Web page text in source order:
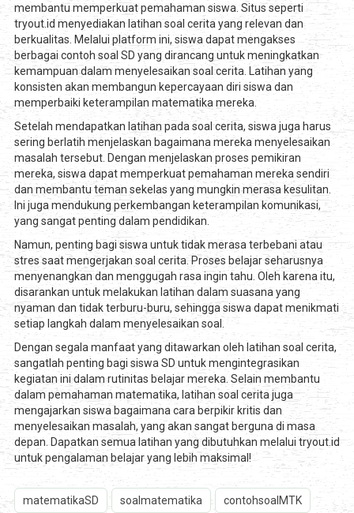
membantu memperkuat pemahaman siswa. Situs seperti
tryout.id menyediakan latihan soal cerita yang relevan dan
berkualitas. Melalui platform ini, siswa dapat mengakses
berbagai contoh soal SD yang dirancang untuk meningkatkan
kemampuan dalam menyelesaikan soal cerita. Latihan yang
konsisten akan membangun kepercayaan diri siswa dan
memperbaiki keterampilan matematika mereka.
Setelah mendapatkan latihan pada soal cerita, siswa juga harus
sering berlatih menjelaskan bagaimana mereka menyelesaikan
masalah tersebut. Dengan menjelaskan proses pemikiran
mereka, siswa dapat memperkuat pemahaman mereka sendiri
dan membantu teman sekelas yang mungkin merasa kesulitan.
Ini juga mendukung perkembangan keterampilan komunikasi,
yang sangat penting dalam pendidikan.
Namun, penting bagi siswa untuk tidak merasa terbebani atau
stres saat mengerjakan soal cerita. Proses belajar seharusnya
menyenangkan dan menggugah rasa ingin tahu. Oleh karena itu,
disarankan untuk melakukan latihan dalam suasana yang
nyaman dan tidak terburu-buru, sehingga siswa dapat menikmati
setiap langkah dalam menyelesaikan soal.
Dengan segala manfaat yang ditawarkan oleh latihan soal cerita,
sangatlah penting bagi siswa SD untuk mengintegrasikan
kegiatan ini dalam rutinitas belajar mereka. Selain membantu
dalam pemahaman matematika, latihan soal cerita juga
mengajarkan siswa bagaimana cara berpikir kritis dan
menyelesaikan masalah, yang akan sangat berguna di masa
depan. Dapatkan semua latihan yang dibutuhkan melalui tryout.id
untuk pengalaman belajar yang lebih maksimal!
matematikaSD soalmatematika contohsoalMTK